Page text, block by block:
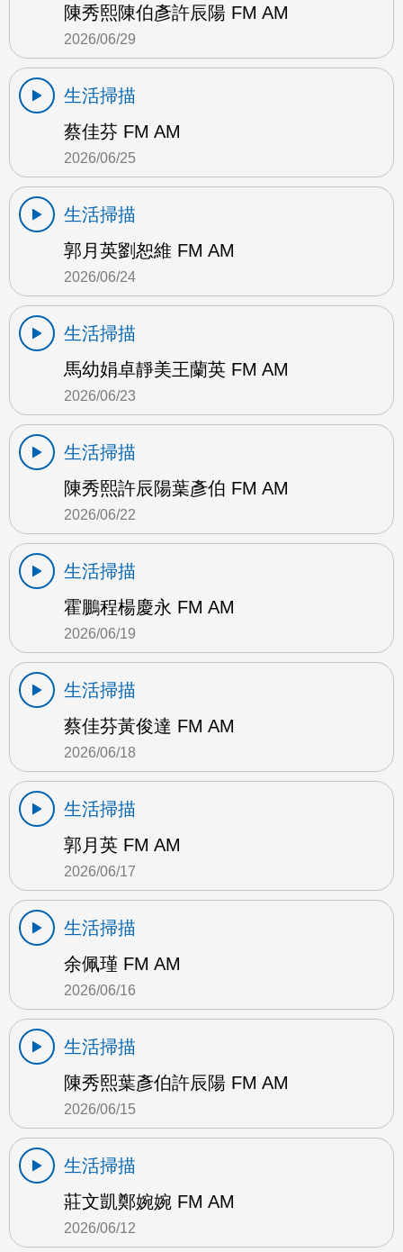
陳秀熙陳伯彥許辰陽 FM AM
2026/06/29
生活掃描
蔡佳芬 FM AM
2026/06/25
生活掃描
郭月英劉恕維 FM AM
2026/06/24
生活掃描
馬幼娟卓靜美王蘭英 FM AM
2026/06/23
生活掃描
陳秀熙許辰陽葉彥伯 FM AM
2026/06/22
生活掃描
霍鵬程楊慶永 FM AM
2026/06/19
生活掃描
蔡佳芬黃俊達 FM AM
2026/06/18
生活掃描
郭月英 FM AM
2026/06/17
生活掃描
余佩瑾 FM AM
2026/06/16
生活掃描
陳秀熙葉彥伯許辰陽 FM AM
2026/06/15
生活掃描
莊文凱鄭婉婉 FM AM
2026/06/12